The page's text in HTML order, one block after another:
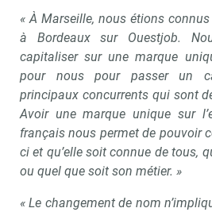
« À Marseille, nous étions
à Bordeaux sur Ouestjob.
capitaliser sur une marque
pour nous pour passer un
principaux concurrents qui sont
Avoir une marque unique sur
français nous permet de pouvoir
ci et qu’elle soit connue de tous,
ou quel que soit son métier. »
« Le changement de nom